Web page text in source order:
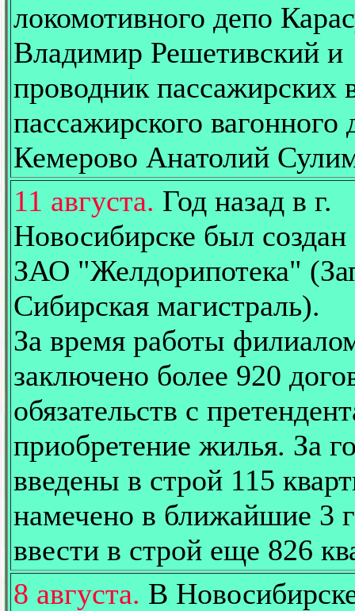
локомотивного депо
Владимир Решетивский и
проводник пассажирских
пассажирского вагонного
Кемерово Анатолий
11 августа. Год назад в г.
Новосибирске был
ЗАО "Желдорипотека"
Сибирская магистраль).
За время работы
заключено более 920
обязательств с
приобретение жилья. За
введены в строй 115
намечено в ближайшие 3
ввести в строй еще 826
8 августа. В